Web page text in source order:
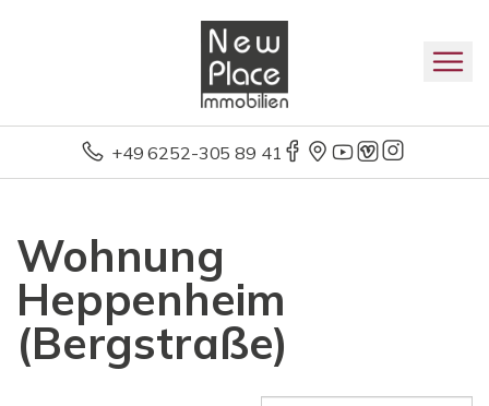
+49 6252-305 89 41
Wohnung
Heppenheim
(Bergstraße)